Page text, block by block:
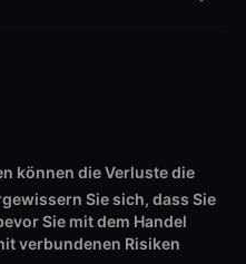
können die Verluste die
Sie sich, dass Sie
Sie mit dem Handel
verbundenen Risiken